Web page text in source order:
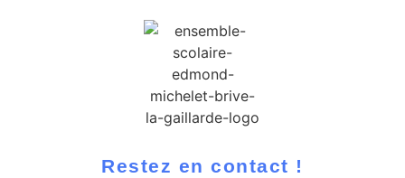
Restez en contact !